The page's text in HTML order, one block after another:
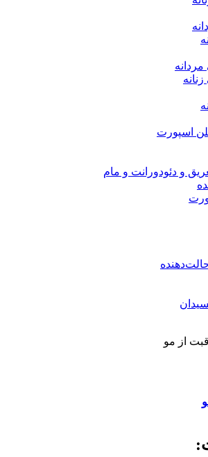
اسپورت
و دئودورانت و مام
از مو